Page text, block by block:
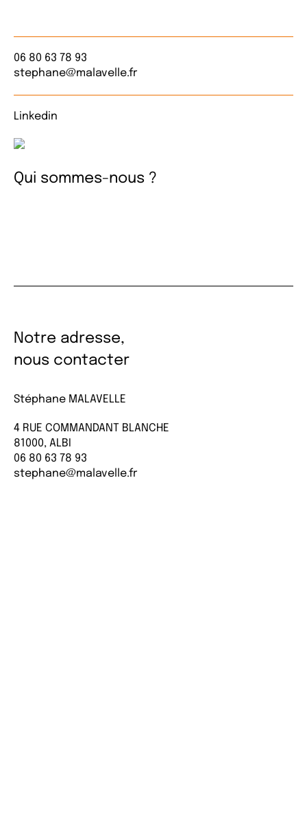
06 80 63 78 93
stephane@malavelle.fr
Linkedin
Qui sommes-nous ?
Notre adresse,
nous contacter
Stéphane MALAVELLE
4 RUE COMMANDANT BLANCHE
81000, ALBI
06 80 63 78 93
stephane@malavelle.fr